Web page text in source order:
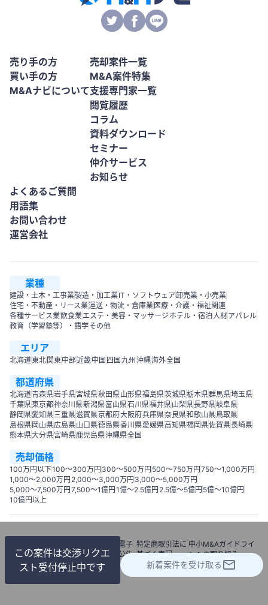
この案件は交渉リクエ
スト受付停止中です
新着案件を受け取る
売り手の方
買い手の方
M&Aナビについて
売却案件一覧
M&A案件特集
支援専門家一覧
閲覧履歴
コラム
資料ダウンロード
セミナー
仲介サービス
お知らせ
よくあるご質問
用語集
お問い合わせ
運営会社
業種
建設・土木・工事業製造・加工業IT・ソフトウェア卸売業・小売業
住宅・不動産・リース業運送・物流・倉庫業医療・介護・福祉関連
各種サービス業飲食業エステ・美容・マッサージ ホテル・宿泊 人材アパレル
教育（学習塾等）・語学その他
エリア
北海道東北関東中部近畿中国 四国 九州沖縄海外全国
都道府県
北海道青森県岩手県宮城県秋田県山形県福島県茨城県栃木県群馬県埼玉県
千葉県東京都神奈川県新潟県富山県石川県福井県山梨県長野県岐阜県
静岡県愛知県三重県滋賀県京都府大阪府兵庫県奈良県和歌山県鳥取県
島根県岡山県広島県山口県徳島県香川県愛媛県高知県福岡県佐賀県長崎県
熊本県大分県宮崎県鹿児島県沖縄県全国
売却価格
100万円以下100〜300万円 300〜500万円 500～750万円750〜1,000万円
1,000～2,000万円 2,000～3,000万円 3,000～5,000万円
5,000～7,500万円7,500～1億円1億～2.5億円 2.5億～5億円 5億～10億円
10億円以上
規約 保護方針
ィーポリシー
電子
公告
特定商取引法に
基づく表記
中小M&Aガイドライ
ンへの取り組み
© 2018 M&Aナビ